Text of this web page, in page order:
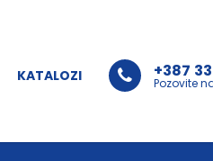
KATALOZI +387
Pozovite